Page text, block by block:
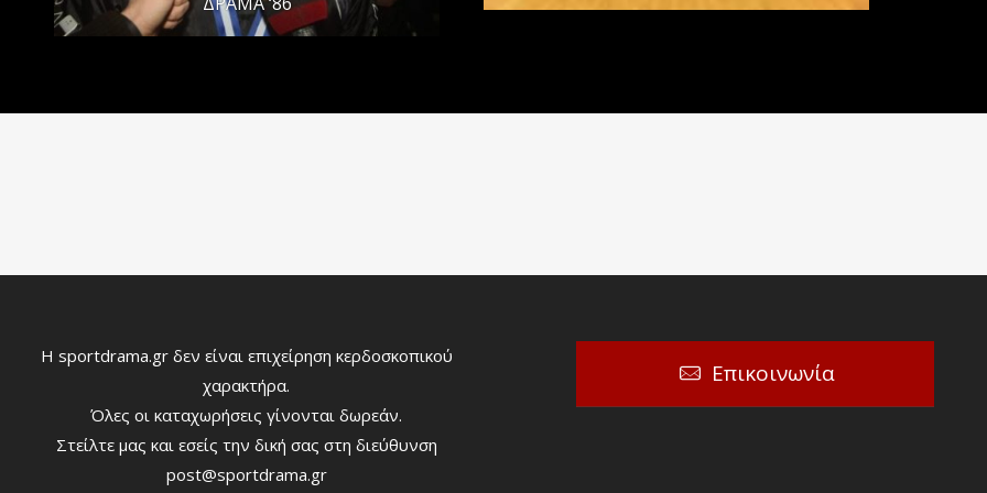
Η sportdrama.gr δεν είναι επιχείρηση κερδοσκοπικού
χαρακτήρα.
Όλες οι καταχωρήσεις γίνονται δωρεάν.
Στείλτε μας και εσείς την δική σας στη διεύθυνση
post@sportdrama.gr
Επικοινωνία